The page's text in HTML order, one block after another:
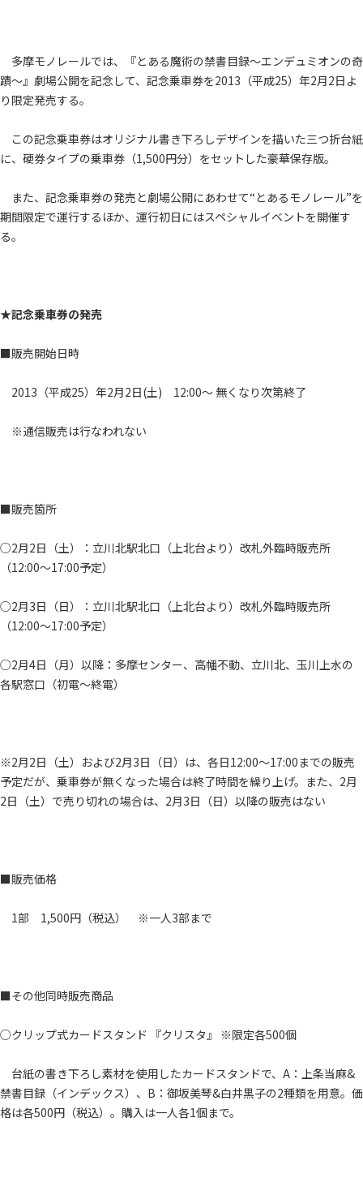
多摩モノレールでは、『とある魔術の禁書目録～エンデュミオンの奇
蹟～』劇場公開を記念して、記念乗車券を2013（平成25）年2月2日よ
り限定発売する。
この記念乗車券はオリジナル書き下ろしデザインを描いた三つ折台紙
に、硬券タイプの乗車券（1,500円分）をセットした豪華保存版。
また、記念乗車券の発売と劇場公開にあわせて“とあるモノレール”を
期間限定で運行するほか、運行初日にはスペシャルイベントを開催す
る。
★記念乗車券の発売
■販売開始日時
2013（平成25）年2月2日(土) 12:00～ 無くなり次第終了
※通信販売は行なわれない
■販売箇所
○2月2日（土）：立川北駅北口（上北台より）改札外臨時販売所
（12:00～17:00予定）
○2月3日（日）：立川北駅北口（上北台より）改札外臨時販売所
（12:00～17:00予定）
○2月4日（月）以降：多摩センター、高幡不動、立川北、玉川上水の
各駅窓口（初電～終電）
※2月2日（土）および2月3日（日）は、各日12:00～17:00までの販売
予定だが、乗車券が無くなった場合は終了時間を繰り上げ。また、2月
2日（土）で売り切れの場合は、2月3日（日）以降の販売はない
■販売価格
1部 1,500円（税込） ※一人3部まで
■その他同時販売商品
○クリップ式カードスタンド 『クリスタ』 ※限定各500個
台紙の書き下ろし素材を使用したカードスタンドで、A：上条当麻&
禁書目録（インデックス）、B：御坂美琴&白井黒子の2種類を用意。価
格は各500円（税込）。購入は一人各1個まで。